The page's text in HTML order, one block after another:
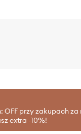
OFF przy zakupach za
extra -10%!